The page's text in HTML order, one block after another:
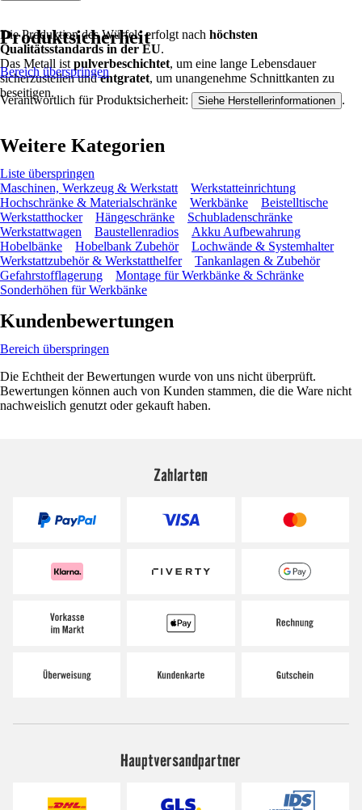
Die Produktion des Würfels erfolgt nach höchsten
Qualitätsstandards in der EU.
Das Metall ist pulverbeschichtet, um eine lange Lebensdauer
sicherzustellen undentgratet, um unangenehme Schnittkanten zu
beseitigen.
Produktsicherheit
Bereich überspringen
Verantwortlich für Produktsicherheit: Siehe Herstellerinformationen .
Weitere Kategorien
Liste überspringen
Maschinen, Werkzeug & Werkstatt
Werkstatteinrichtung
Hochschränke & Materialschränke
Werkbänke
Beistelltische
Werkstatthocker
Hängeschränke
Schubladenschränke
Werkstattwagen
Baustellenradios
Akku Aufbewahrung
Hobelbänke
Hobelbank Zubehör
Lochwände & Systemhalter
Werkstattzubehör & Werkstatthelfer
Tankanlagen & Zubehör
Gefahrstofflagerung
Montage für Werkbänke & Schränke
Sonderhöhen für Werkbänke
Kundenbewertungen
Bereich überspringen
Die Echtheit der Bewertungen wurde von uns nicht überprüft.
Bewertungen können auch von Kunden stammen, die die Ware nicht
nachweislich genutzt oder gekauft haben.
Zahlarten
Hauptversandpartner